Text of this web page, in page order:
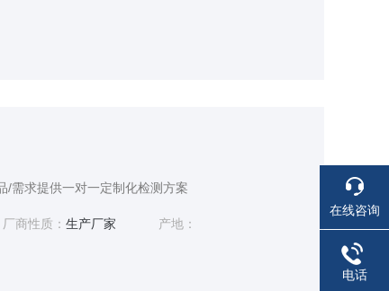
/需求提供一对一定制化检测方案
厂商性质： 生产厂家 产地：
在线咨询
电话